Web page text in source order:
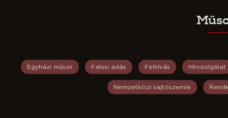
Egyházi műsor Falusi adás Felhívás Hírszolgálat
Nemzetközi sajtószemle